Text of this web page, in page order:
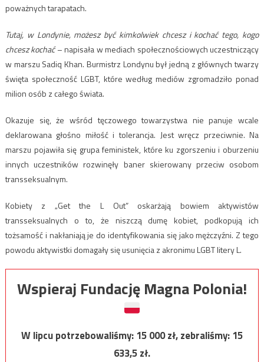
poważnych tarapatach.
Tutaj, w Londynie, możesz być kimkolwiek chcesz i kochać tego, kogo
chcesz kochać– napisała w mediach społecznościowych uczestniczący
w marszu Sadiq Khan. Burmistrz Londynu był jedną z głównych twarzy
święta społeczność LGBT, które według mediów zgromadziło ponad
milion osób z całego świata.
Okazuje się, że wśród tęczowego towarzystwa nie panuje wcale
deklarowana głośno miłość i tolerancja. Jest wręcz przeciwnie. Na
marszu pojawiła się grupa feministek, które ku zgorszeniu i oburzeniu
innych uczestników rozwinęły baner skierowany przeciw osobom
transseksualnym.
Kobiety z „Get the L Out” oskarżają bowiem aktywistów
transseksualnych o to, że niszczą dumę kobiet, podkopują ich
tożsamość i nakłaniają je do identyfikowania się jako mężczyźni. Z tego
powodu aktywistki domagały się usunięcia z akronimu LGBT litery L.
Wspieraj Fundację Magna Polonia!
W lipcu potrzebowaliśmy:15 000zł, zebraliśmy:15
633,5zł.